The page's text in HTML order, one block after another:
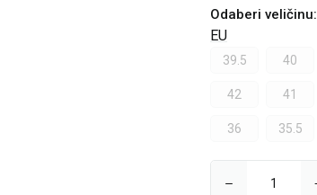
Odaberi veličinu:
EU
39.5
40
42 41
36 35.5